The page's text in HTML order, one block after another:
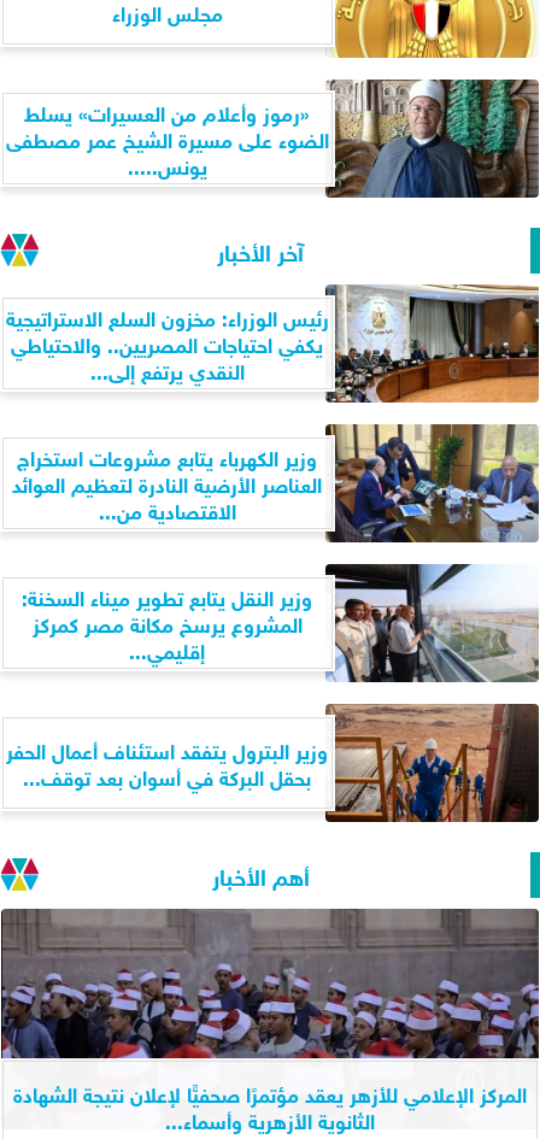
مجلس الوزراء
«رموز وأعلام من العسيرات» يسلط
الضوء على مسيرة الشيخ عمر مصطفى
يونس.....
آخر الأخبار
رئيس الوزراء: مخزون السلع الاستراتيجية
يكفي احتياجات المصريين.. والاحتياطي
النقدي يرتفع إلى...
وزير الكهرباء يتابع مشروعات استخراج
العناصر الأرضية النادرة لتعظيم العوائد
الاقتصادية من...
وزير النقل يتابع تطوير ميناء السخنة:
المشروع يرسخ مكانة مصر كمركز
إقليمي...
وزير البترول يتفقد استئناف أعمال الحفر
بحقل البركة في أسوان بعد توقف...
أهم الأخبار
المركز الإعلامي للأزهر يعقد مؤتمرًا صحفيًّا لإعلان نتيجة الشهادة
الثانوية الأزهرية وأسماء...